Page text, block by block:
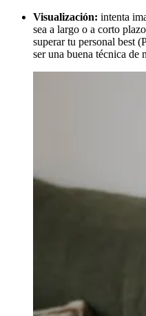
Visualización: intenta
sea a largo o a corto
superar tu personal best
ser una buena técnica de